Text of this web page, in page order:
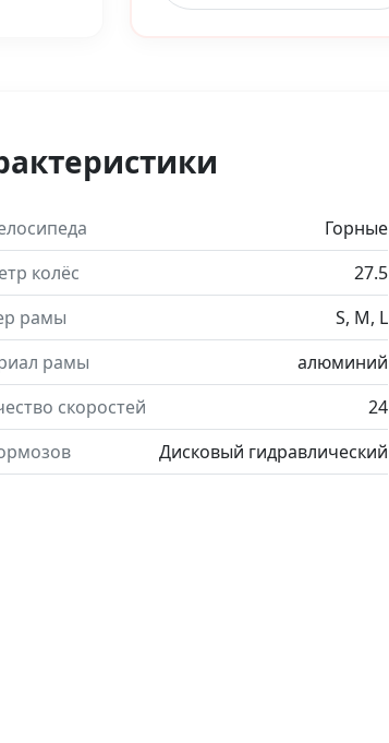
Горные
колёс
27.5
рамы
S, M, L
рамы
алюминий
скоростей
24
Дисковый гидравлический